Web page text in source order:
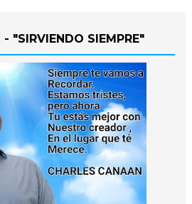
"SIRVIENDO SIEMPRE"